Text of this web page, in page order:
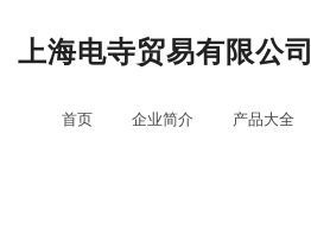
上海电寺贸易有限公司
首页 企业简介 产品大全